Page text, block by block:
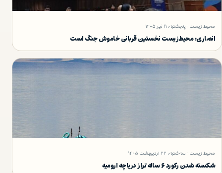
محیط زیست · پنجشنبه، ۱۱ تیر ۱۴۰۵
انصاری: محیط‌زیست نخستین قربانی خاموش جنگ است
محیط زیست · سه‌شنبه، ۲۲ اردیبهشت ۱۴۰۵
شکسته شدن رکورد ۶ ساله تراز دریاچه ارومیه